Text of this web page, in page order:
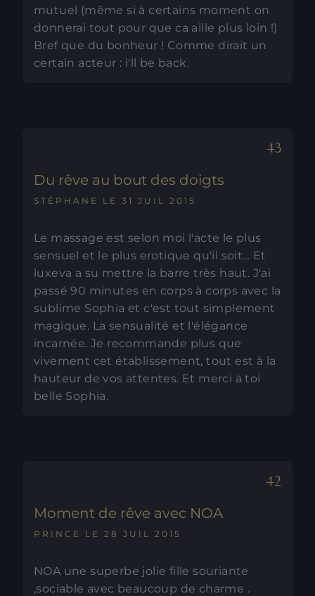
mutuel (même si à certains moment on
donnerai tout pour que ca aille plus loin !)
Bref que du bonheur ! Comme dirait un
certain acteur : i'll be back.
Du rêve au bout des doigts
STÉPHANE LE 31 JUIL 2015
Le massage est selon moi l'acte le plus
sensuel et le plus erotique qu'il soit... Et
luxeva a su mettre la barre très haut. J'ai
passé 90 minutes en corps à corps avec la
sublime Sophia et c'est tout simplement
magique. La sensualité et l'élégance
incarnée. Je recommande plus que
vivement cet établissement, tout est à la
hauteur de vos attentes. Et merci à toi
belle Sophia.
Moment de rêve avec NOA
PRINCE LE 28 JUIL 2015
NOA une superbe jolie fille souriante
,sociable avec beaucoup de charme .